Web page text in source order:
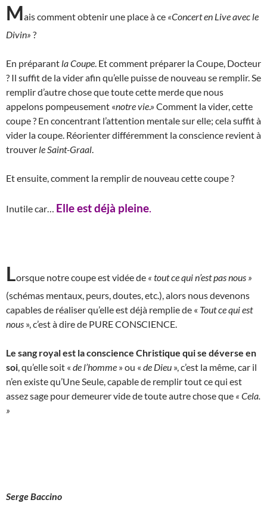
Mais comment obtenir une place à ce «Concert en Live avec le
Divin» ?
En préparant la Coupe . Et comment préparer la Coupe, Docteur
? Il suffit de la vider afin qu’elle puisse de nouveau se remplir. Se
remplir d’autre chose que toute cette merde que nous
appelons pompeusement «notre vie.» Comment la vider, cette
coupe ? En concentrant l’attention mentale sur elle; cela suffit à
vider la coupe. Réorienter différemment la conscience revient à
trouver le Saint-Graal
Et ensuite, comment la remplir de nouveau cette coupe ?
Inutile car… Elle est déjà pleine.
Lorsque notre coupe est vidée de « tout ce qui n’est pas nous »
(schémas mentaux, peurs, doutes, etc.), alors nous devenons
capables de réaliser qu’elle est déjà remplie de « Tout ce qui est
nous », c’est à dire de PURE CONSCIENCE.
Le sang royal est la conscience Christique qui se déverse en
soi , qu’elle soit « de l’homme » ou « de Dieu », c’est la même, car il
n’en existe qu’Une Seule, capable de remplir tout ce qui est
assez sage pour demeurer vide de toute autre chose que « Cela.
»
Serge Baccino